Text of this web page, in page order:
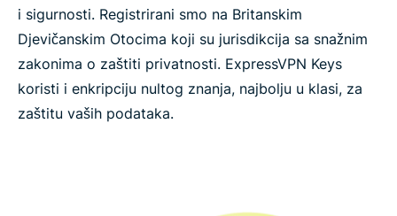
i sigurnosti. Registrirani smo na Britanskim
Djevičanskim Otocima koji su jurisdikcija sa snažnim
zakonima o zaštiti privatnosti. ExpressVPN Keys
koristi i enkripciju nultog znanja, najbolju u klasi, za
zaštitu vaših podataka.